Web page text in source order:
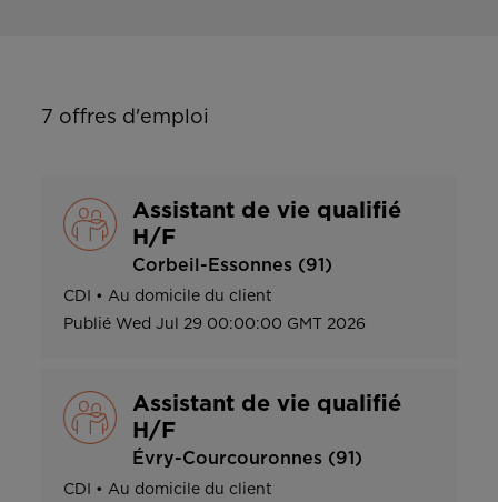
7 offres d'emploi
Assistant de vie qualifié
H/F
Corbeil-Essonnes (91)
CDI • Au domicile du client
Publié Wed Jul 29 00:00:00 GMT 2026
Assistant de vie qualifié
H/F
Évry-Courcouronnes (91)
CDI • Au domicile du client